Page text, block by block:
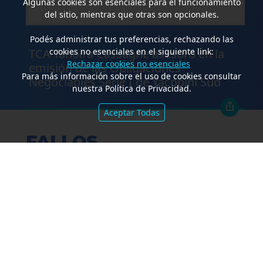
TCA Tanoira Cassagne asesoró en la
emisión de las Obligaciones
Negociables Serie I de Yacopini Süd
FALLOS
del sitio, mientras que otras son opcionales.
Podés administrar tus preferencias, rechazando las
cookies no esenciales en el siguiente link:
Rechazar cookies no esenciales
Para más información sobre el uso de cookies consultar
nuestra Política de Privacidad.
Aceptar Todas